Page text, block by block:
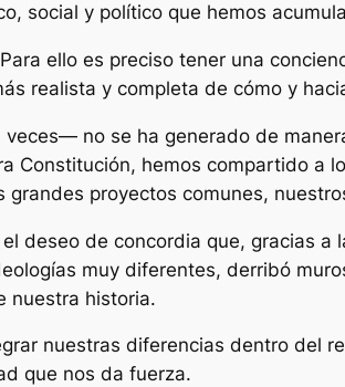
social y político que hemos
ello es preciso tener una
realista y completa de cómo y
no se ha generado de
Constitución, hemos compartido a
proyectos comunes,
deseo de concordia que, gracias a
muy diferentes, derribó
nuestra historia.
nuestras diferencias dentro del
que nos da fuerza.